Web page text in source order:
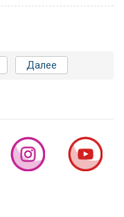
Далее
ИНИЦИАТИВУ
С Т.Н.
ОСТАЕТСЯ
АЛИЕВА В